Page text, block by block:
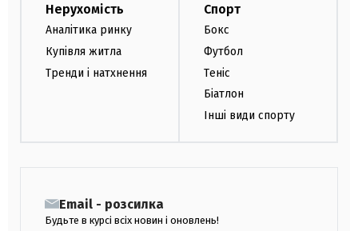
Нерухомість
Аналітика ринку
Купівля житла
Тренди і натхнення
Спорт
Бокс
Футбол
Теніс
Біатлон
Інші види спорту
Email - розсилка
Будьте в курсі всіх новин і оновлень!